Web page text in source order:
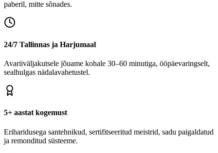
paberil, mitte sõnades.
24/7 Tallinnas ja Harjumaal
Avariiväljakutsele jõuame kohale 30–60 minutiga, ööpäevaringselt,
sealhulgas nädalavahetustel.
5+ aastat kogemust
Eriharidusega santehnikud, sertifitseeritud meistrid, sadu paigaldatud
ja remonditud süsteeme.